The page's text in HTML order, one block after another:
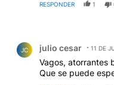
RESPONDER 1
JC julio cesar 11 DE
Vagos, atorrantes
Que se puede